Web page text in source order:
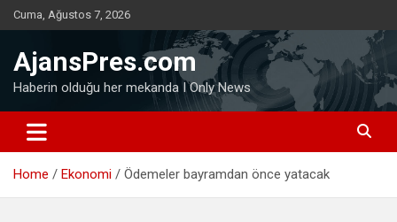
Skip
to
Cuma, Ağustos 7, 2026
AjansPres.com
Haberin olduğu her mekanda I Only News
Home Ekonomi Ödemeler bayramdan önce yatacak